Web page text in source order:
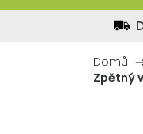
Domů
Zpětný